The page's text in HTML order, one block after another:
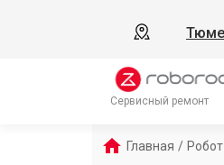
Сервисный ремонт
Главная /